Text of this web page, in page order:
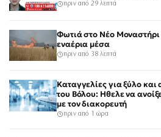
πριν από 29 λεπτά
Φωτιά στο Νέο Μοναστήρι
εναέρια μέσα
πριν από 38 λεπτά
Καταγγελίες για ξύλο και
του Βόλου: Ηθελε να
με τον διακορευτή
πριν από 1 ώρα